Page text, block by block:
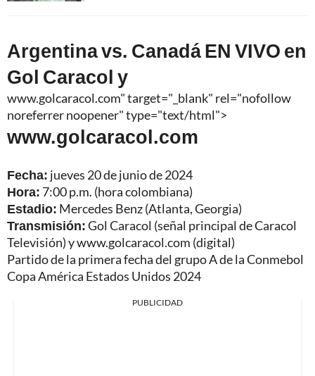
Argentina vs. Canadá EN VIVO en
Gol Caracol y
www.golcaracol.com" target="_blank" rel="nofollow
noreferrer noopener" type="text/html">
www.golcaracol.com
Fecha: jueves 20 de junio de 2024
Hora: 7:00 p.m. (hora colombiana)
Estadio: Mercedes Benz (Atlanta, Georgia)
Transmisión:Gol Caracol (señal principal de Caracol
Televisión) ywww.golcaracol.com (digital)
Partido de la primera fecha del grupo A de la Conmebol
Copa América Estados Unidos 2024
PUBLICIDAD